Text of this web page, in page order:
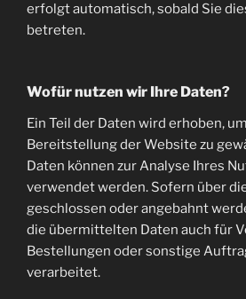
erfolgt automatisch, sobald Sie
betreten.
Wofür nutzen wir Ihre Daten?
Ein Teil der Daten wird erhoben,
Bereitstellung der Website zu
Daten können zur Analyse Ihres
verwendet werden. Sofern über
geschlossen oder angebahnt
die übermittelten Daten auch für
Bestellungen oder sonstige
verarbeitet.